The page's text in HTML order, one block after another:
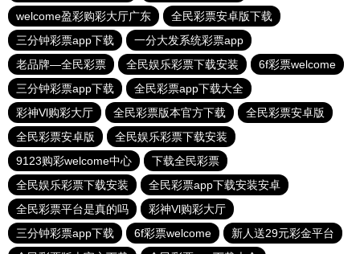
welcome盈彩购彩大厅广东
全民彩票安卓版下载
三分钟彩票app下载
一分大发系统彩票app
老品牌—全民彩票
全民娱乐彩票下载安装
6f彩票welcome
三分钟彩票app下载
全民彩票app下载大全
彩神Vl购彩大厅
全民彩票版本官方下载
全民彩票安卓版
全民彩票安卓版
全民娱乐彩票下载安装
9123购彩welcome中心
下载全民彩票
全民娱乐彩票下载安装
全民彩票app下载安装安卓
全民彩票平台是真的吗
彩神Vl购彩大厅
三分钟彩票app下载
6f彩票welcome
新人送29元彩金平台